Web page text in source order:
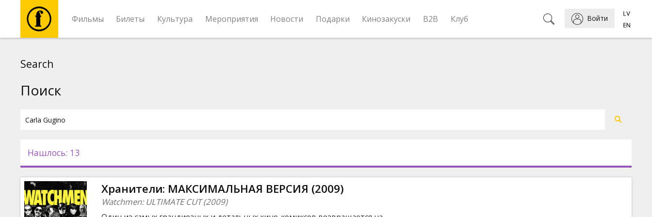
Фильмы Билеты Культура Мероприятия Новости Подарки Кинозакуски B2B Клуб Войти
Новости
Подарки
Search
Поиск
Нашлось: 13
Хранители: МАКСИМАЛЬНАЯ ВЕРСИЯ (2009)
Watchmen: ULTIMATE CUT (2009)